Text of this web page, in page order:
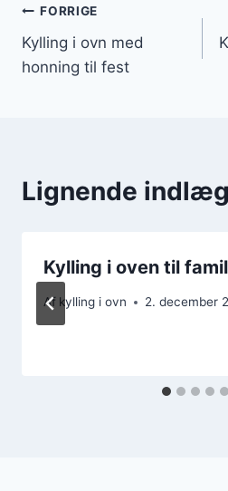
FORRIGE
Kylling i ovn med
honning til fest
Lignende indlæg
Kylling i oven til
Af kylling i ovn 2. december